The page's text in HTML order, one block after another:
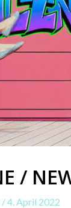
/
/4. April 2022